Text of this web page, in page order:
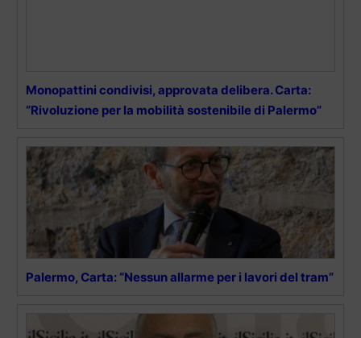
Monopattini condivisi, approvata delibera. Carta:
“Rivoluzione per la mobilità sostenibile di Palermo”
Palermo, Carta: “Nessun allarme per i lavori del tram”